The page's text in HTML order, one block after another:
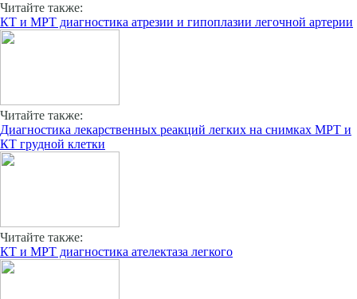
Читайте также:
КТ и МРТ диагностика атрезии и гипоплазии легочной артерии
Читайте также:
Диагностика лекарственных реакций легких на снимках МРТ и
КТ грудной клетки
Читайте также:
КТ и МРТ диагностика ателектаза легкого